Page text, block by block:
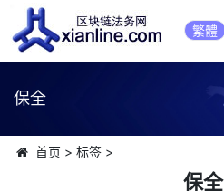
繁體
保全
首页 > 标签>
保全